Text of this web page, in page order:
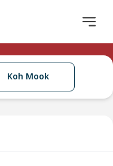
Koh Mook